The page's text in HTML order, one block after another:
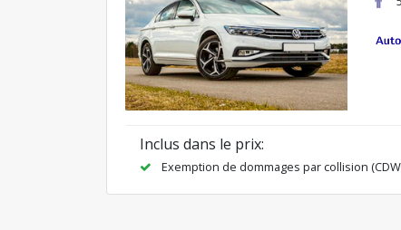
Inclus dans le prix:
Exemption de dommages par collision